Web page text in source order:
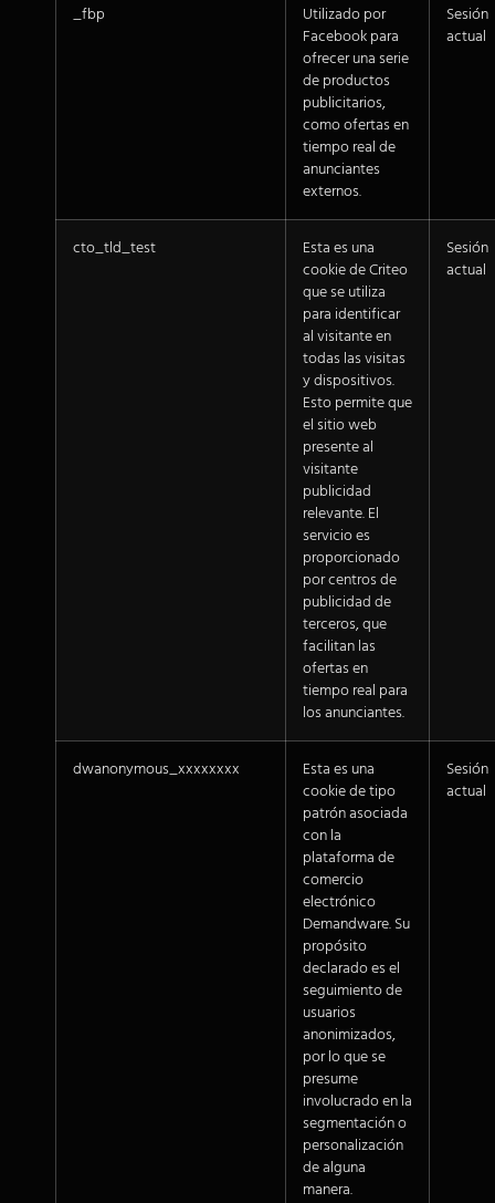
_fbp
Utilizado por
Facebook para
ofrecer una serie
de productos
publicitarios,
como ofertas en
tiempo real de
anunciantes
externos.
Sesión
actual
cto_tld_test
Esta es una
cookie de Criteo
que se utiliza
para identificar
al visitante en
todas las visitas
y dispositivos.
Esto permite que
el sitio web
presente al
visitante
publicidad
relevante. El
servicio es
proporcionado
por centros de
publicidad de
terceros, que
facilitan las
ofertas en
tiempo real para
los anunciantes.
Sesión
actual
dwanonymous_xxxxxxxx
Esta es una
cookie de tipo
patrón asociada
con la
plataforma de
comercio
electrónico
Demandware. Su
propósito
declarado es el
seguimiento de
usuarios
anonimizados,
por lo que se
presume
involucrado en la
segmentación o
personalización
de alguna
manera.
Sesión
actual